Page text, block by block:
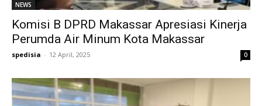
NEWS
Komisi B DPRD Makassar Apresiasi Kinerja
Perumda Air Minum Kota Makassar
spedisia - 12 April, 2025 0